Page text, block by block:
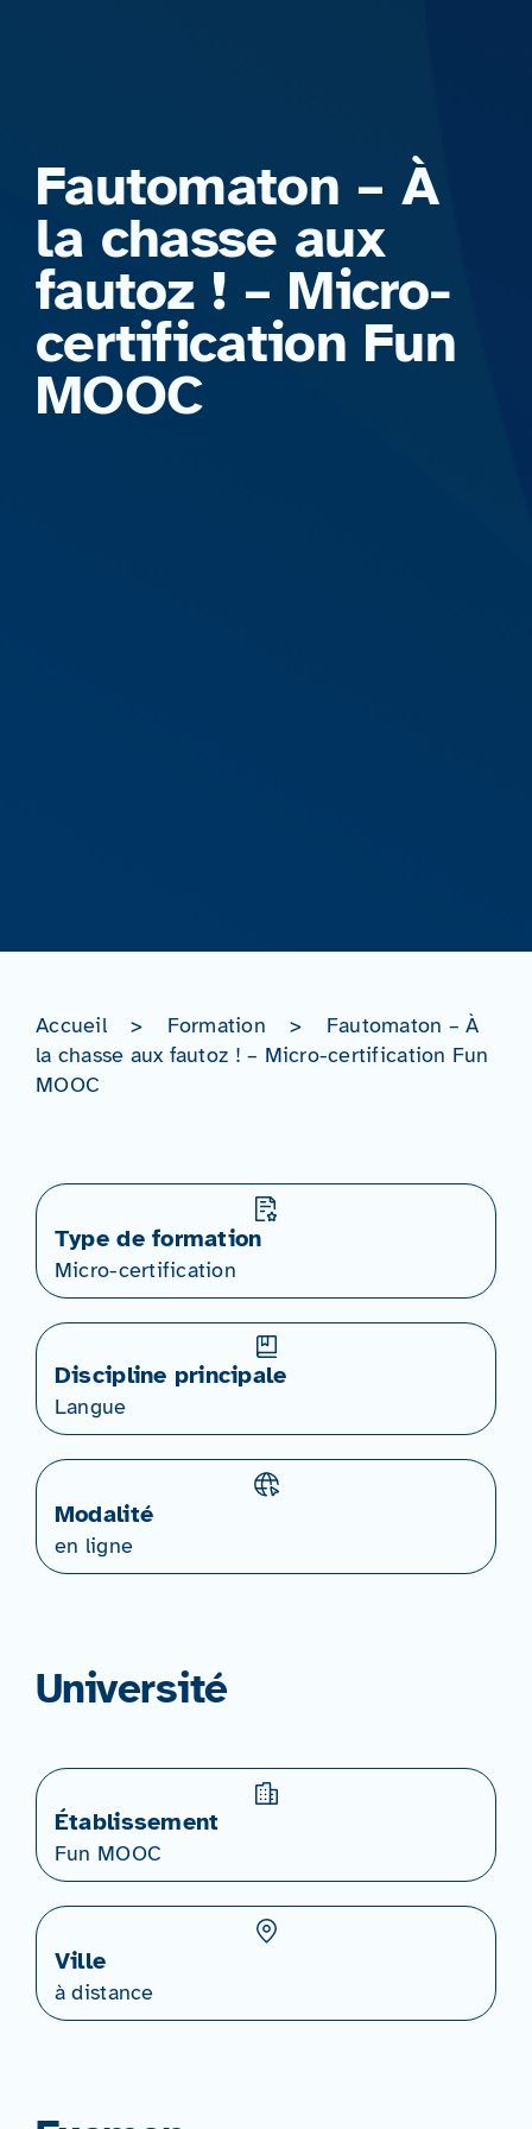
Fautomaton – À
la chasse aux
fautoz ! – Micro-
certification Fun
MOOC
Accueil > Formation >
Fautomaton – À
la chasse aux fautoz ! – Micro-certification Fun
MOOC
Type de formation
Micro-certification
Discipline principale
Langue
Modalité
en ligne
Université
Établissement
Fun MOOC
Ville
à distance